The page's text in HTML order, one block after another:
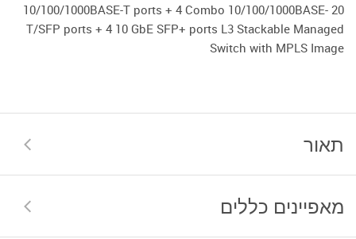
20 10/100/1000BASE-T ports + 4 Combo 10/100/1000BASE-
T/SFP ports + 4 10 GbE SFP+ ports L3 Stackable Managed
Switch with MPLS Image
תאור
מאפיינים כללים